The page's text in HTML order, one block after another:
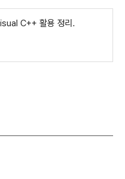
C++ 활용 정리.